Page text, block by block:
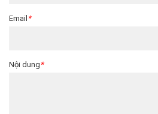
Email *
Nội dung *